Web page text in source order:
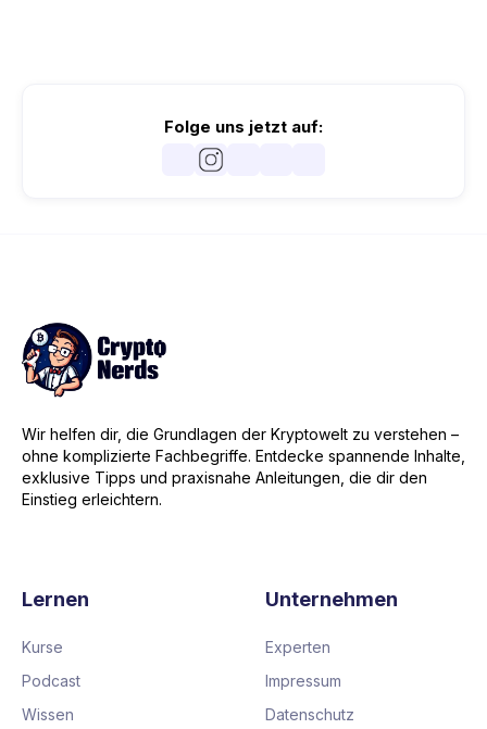
Folge uns jetzt auf:
Wir helfen dir, die Grundlagen der Kryptowelt zu verstehen –
ohne komplizierte Fachbegriffe. Entdecke spannende Inhalte,
exklusive Tipps und praxisnahe Anleitungen, die dir den
Einstieg erleichtern.
Lernen
Kurse
Podcast
Wissen
Unternehmen
Experten
Impressum
Datenschutz